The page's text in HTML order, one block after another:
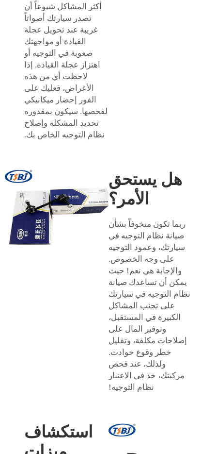
أكثر المشاكل شيوعاً أن
تصدر سيارتك أصواتاً
غريبة عند تحويل عجلة
القيادة أو مواجهتك
صعوبة في التوجيه أو
اهتزاز عجلة القيادة. إذا
لاحظت أي من هذه
الأعراض، فعليك على
الفور إحضار ميكانيكي
لفحصها. سيكون بمقدوره
تحديد المشكلة وإصلاح
نظام التوجيه الخاص بك.
هل يستحق
الأمر؟
ربما تكون متخوفاً بشأن
صيانة نظام التوجيه في
سيارتك، وعمود التوجيه
على وجه الخصوص.
والإجابة هي نعم! حيث
يمكن أن تساعدك صيانة
نظام التوجيه في سيارتك
على تجنب المشاكل
الكبيرة في المستقبل،
وتوفير المال على
إصلاحات مكلفة، وتقليل
خطر وقوع حوادث.
ولذلك، عند فحص
مركبتك، خذ في الاعتبار
نظام التوجيه!
استكشاف